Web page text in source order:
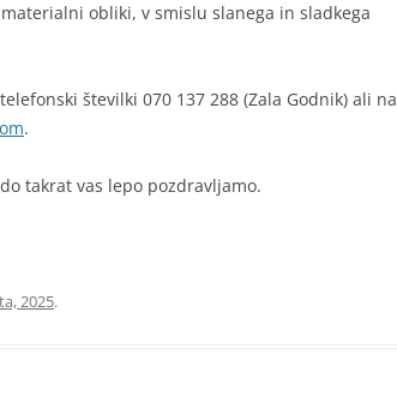
obliki, v smislu slanega in sladkega
številki 070 137 288 (Zala Godnik) ali na
.
takrat vas lepo pozdravljamo.
2025.